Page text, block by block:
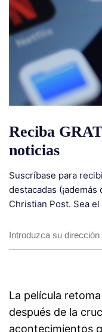
Reciba
noticias
Suscríbase para
destacadas
Christian Post. Sea
La película
después de la
acontecimientos